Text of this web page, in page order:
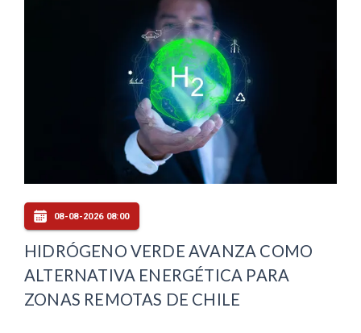
08-08-2026 08:00
HIDRÓGENO VERDE AVANZA COMO
ALTERNATIVA ENERGÉTICA PARA
ZONAS REMOTAS DE CHILE